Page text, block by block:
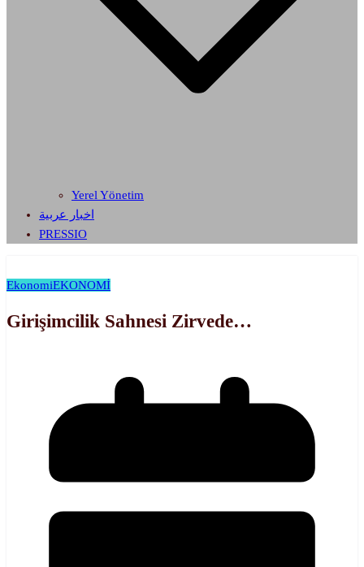
Yerel Yönetim
اخبار عربية
PRESSIO
EkonomiEKONOMİ
Girişimcilik Sahnesi Zirvede…